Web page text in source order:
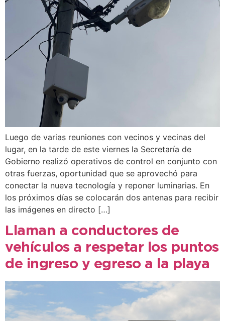
Luego de varias reuniones con vecinos y vecinas del
lugar, en la tarde de este viernes la Secretaría de
Gobierno realizó operativos de control en conjunto con
otras fuerzas, oportunidad que se aprovechó para
conectar la nueva tecnología y reponer luminarias. En
los próximos días se colocarán dos antenas para recibir
las imágenes en directo […]
Llaman a conductores de
vehículos a respetar los puntos
de ingreso y egreso a la playa